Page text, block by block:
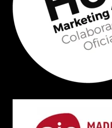
+INFO
SI buscas
marketing,
formación
+INFO